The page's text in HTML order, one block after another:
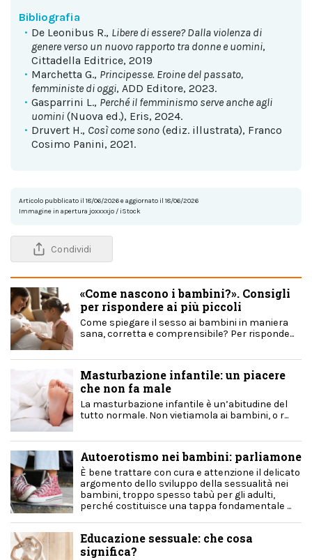
Bibliografia
De Leonibus R., Libere di essere? Dalla violenza di
genere verso un nuovo rapporto tra donne e uomini,
Cittadella Editrice, 2019
Marchetta G., Principesse. Eroine del passato,
femministe di oggi, ADD Editore, 2023.
Gasparrini L., Perché il femminismo serve anche agli
uomini (Nuova ed.), Eris, 2024.
Druvert H., Così come sono (ediz. illustrata), Franco
Cosimo Panini, 2021.
Articolo pubblicato il 18/06/2026 e aggiornato il 18/06/2026
Immagine in apertura joxxxxjo / iStock
Condividi
«Come nascono i bambini?». Consigli
per rispondere ai più piccoli
Come spiegare il sesso ai bambini in maniera
sana, corretta e comprensibile? Per risponde...
Masturbazione infantile: un piacere
che non fa male
La masturbazione infantile è un’abitudine del
tutto normale. Non vietiamola ai bambini, o r...
Autoerotismo nei bambini: parliamone
È bene trattare con cura e attenzione il delicato
argomento dello sviluppo della sessualità nei
bambini, troppo spesso tabù per gli adulti,
perché costituisce una tappa fondamentale ...
Educazione sessuale: che cosa
significa?